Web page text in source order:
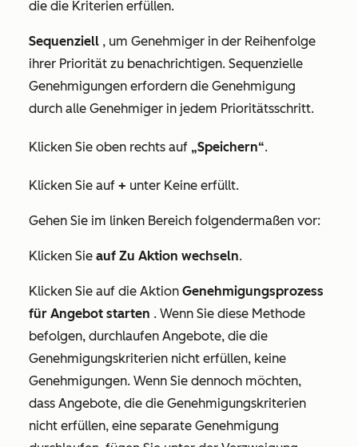
die die Kriterien erfüllen.
Sequenziell , um Genehmiger in der Reihenfolge
ihrer Priorität zu benachrichtigen. Sequenzielle
Genehmigungen erfordern die Genehmigung
durch alle Genehmiger in jedem Prioritätsschritt.
Klicken Sie oben rechts auf „Speichern“.
Klicken Sie auf + unter Keine erfüllt.
Gehen Sie im linken Bereich folgendermaßen vor:
Klicken Sie auf Zu Aktion wechseln.
Klicken Sie auf die Aktion Genehmigungsprozess
für Angebot starten . Wenn Sie diese Methode
befolgen, durchlaufen Angebote, die die
Genehmigungskriterien nicht erfüllen, keine
Genehmigungen. Wenn Sie dennoch möchten,
dass Angebote, die die Genehmigungskriterien
nicht erfüllen, eine separate Genehmigung